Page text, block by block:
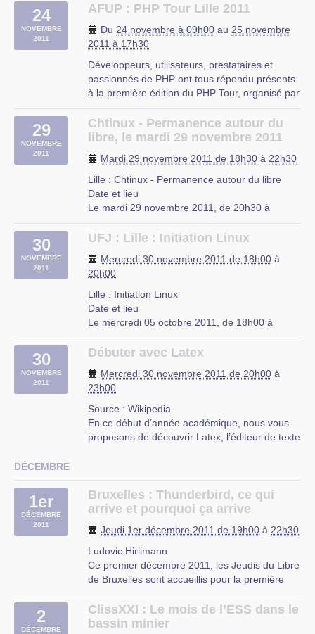
À Lille, Nord-Pas-de-Calais
L’UFJ organise des cours d’initiation à Linux
niveau débutant tous les mercredis de 18h à
20h à partir du 5 octobre 2011 jusqu’a fin juin
2012 dans les locaux de (…)
UFJ
Lille
24
NOVEMBRE
2011
AFUP : PHP Tour Lille 2011
Du 24 novembre à 09h00 au 25 novembre
2011 à 17h30
Développeurs, utilisateurs, prestataires et
passionnés de PHP ont tous répondu présents
à la première édition du PHP Tour, organisé par
prochain à Lille.
Cette première édition s’annonce sous les
présence (…)
Euratechnologie
165 Avenue de Bretagne,
59000 Lille
29
NOVEMBRE
2011
Chtinux - Permanence autour du
libre, le mardi 29 novembre 2011
Mardi 29 novembre 2011 de 18h30 à 22h30
Lille : Chtinux - Permanence autour du libre
Date et lieu
Le mardi 29 novembre 2011, de 20h30 à
À Lille, Nord-Pas-de-Calais
Comme tous les derniers mardi de chaque
mois, l’association Chtinux vous propose de
venir boire un verre le mardi 29 novembre à
20h30 au Café (…)
Café Citoyen
30
NOVEMBRE
2011
UFJ : Lille : Initiation Linux
Mercredi 30 novembre 2011 de 18h00 à
20h00
Lille : Initiation Linux
Date et lieu
Le mercredi 05 octobre 2011, de 18h00 à
À Lille, Nord-Pas-de-Calais
L’UFJ organise des cours d’initiation à Linux
niveau débutant tous les mercredis de 18h à
20h à partir du 5 octobre 2011 jusqu’a fin juin
2012 dans les locaux de (…)
UFJ
30
NOVEMBRE
2011
Débuter avec Latex
Mercredi 30 novembre 2011 de 20h00 à
23h00
Source : Wikipedia
En ce début d’année académique, nous vous
proposons de découvrir Latex, l’éditeur de texte
rue de Bruxelles 61, B-5000 Namur, Belgique
DÉCEMBRE
1er
DÉCEMBRE
2011
Bruxelles : Thunderbird, ce qui
arrive et pourquoi ça arrive
Jeudi 1er décembre 2011 de 19h00 à 22h30
Ludovic Hirlimann
Ce premier décembre 2011, les Jeudis du Libre
de Bruxelles sont accueillis pour la première
reçoivent Ludovic Hirlimann pour la seconde
fois de la saison.
2
DÉCEMBRE
ClissXXI : Le mois de l’ESS dans le
bassin minier